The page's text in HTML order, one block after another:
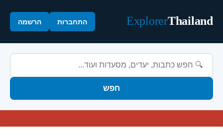
Thailand
Explorer התחברות הרשמה
חפש